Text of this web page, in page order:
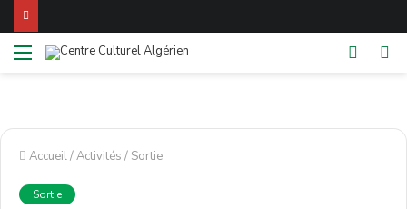
Menu
Switch
Accueil/Activités / Sortie
Sortie